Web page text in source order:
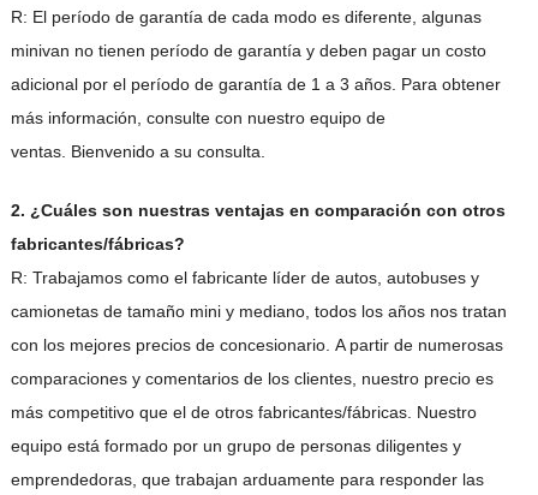
R: El período de garantía de cada modo es diferente, algunas
minivan no tienen período de garantía y deben pagar un costo
adicional por el período de garantía de 1 a 3 años. Para obtener
más información, consulte con nuestro equipo de
ventas. Bienvenido a su consulta.
2. ¿Cuáles son nuestras ventajas en comparación con otros
fabricantes/fábricas?
R: Trabajamos como el fabricante líder de autos, autobuses y
camionetas de tamaño mini y mediano, todos los años nos tratan
con los mejores precios de concesionario. A partir de numerosas
comparaciones y comentarios de los clientes, nuestro precio es
más competitivo que el de otros fabricantes/fábricas. Nuestro
equipo está formado por un grupo de personas diligentes y
emprendedoras, que trabajan arduamente para responder las